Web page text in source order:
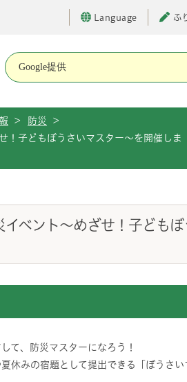
Language ふ
> 防災
>
！子どもぼうさいマスター～を開催しま
イベント～めざせ！子ども
て、防災マスターになろう！
休みの宿題として提出できる「ぼうさ